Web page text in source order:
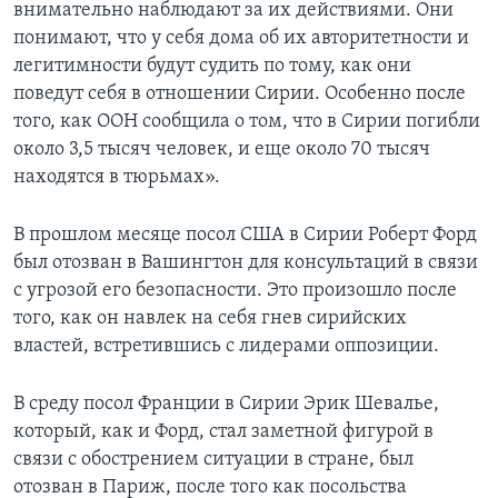
внимательно наблюдают за их действиями. Они
понимают, что у себя дома об их авторитетности и
легитимности будут судить по тому, как они
поведут себя в отношении Сирии. Особенно после
того, как ООН сообщила о том, что в Сирии погибли
около 3,5 тысяч человек, и еще около 70 тысяч
находятся в тюрьмах».
В прошлом месяце посол США в Сирии Роберт Форд
был отозван в Вашингтон для консультаций в связи
с угрозой его безопасности. Это произошло после
того, как он навлек на себя гнев сирийских
властей, встретившись с лидерами оппозиции.
В среду посол Франции в Сирии Эрик Шевалье,
который, как и Форд, стал заметной фигурой в
связи с обострением ситуации в стране, был
отозван в Париж, после того как посольства